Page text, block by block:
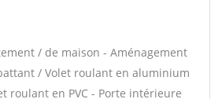
/ de maison - Aménagement
/ Volet roulant en aluminium
roulant en PVC - Porte intérieure